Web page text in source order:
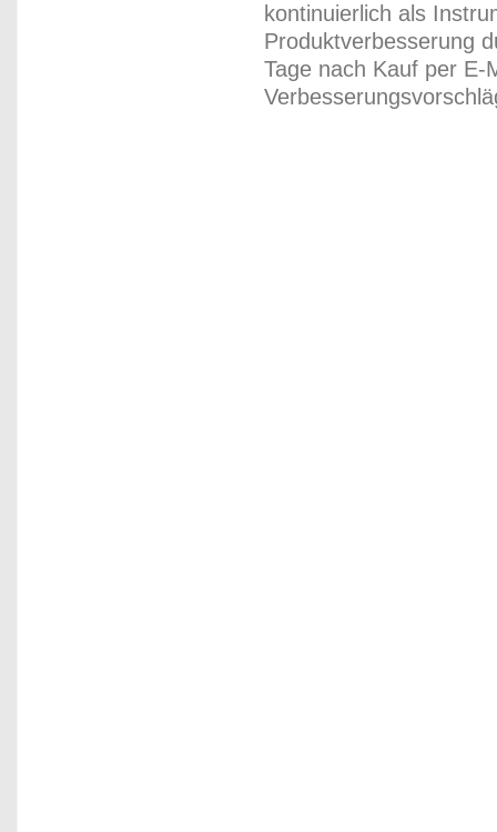
kontinuierlich als
Produktverbesserung
Tage nach Kauf per E-